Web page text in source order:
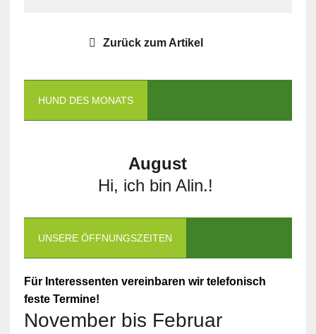
Zurück zum Artikel
HUND DES MONATS
August
Hi, ich bin Alin.!
UNSERE ÖFFNUNGSZEITEN
Für Interessenten vereinbaren wir telefonisch
feste Termine!
November bis Februar